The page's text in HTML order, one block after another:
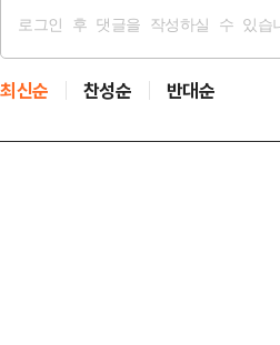
최신순 찬성순 반대순